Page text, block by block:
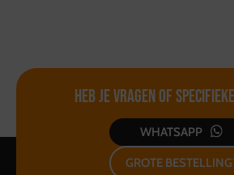
Heb je vragen of
WHATSAPP
GROTE